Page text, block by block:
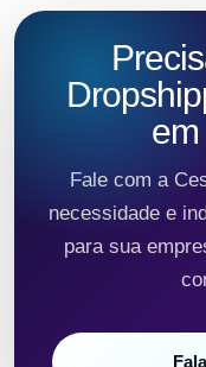
Fale com a
necessidade e
para sua